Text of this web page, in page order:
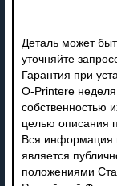
Деталь может
уточняйте
Гарантия при
O-Printere
собственностью
целью описания
Вся информация
является
положениями